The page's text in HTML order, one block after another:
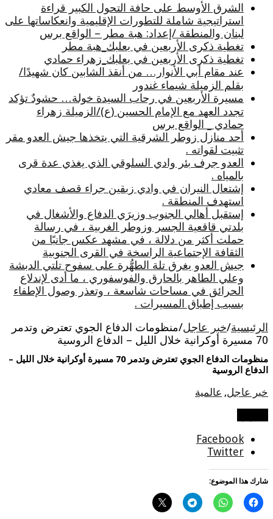
الشرق الأوسط على حافة التحول الكبير قراءة
استراتيجية شاملة للتطورات الإقليمية وانعكاساتها على
لبنان والمنطقة /إعداد: هبة مطر – الواقع برس
تغطية ذكرى الأربعين في بعلبك_هبة مطر
تغطية ذكرى الأربعين في بعلبك_زهراء حمادي
عند مقام أبي الأنوار… من أنقذ الشابين كان شهيدًا/
بقلم الزميلة شيماء غندور
مسيرة الأربعين في رحاب السيدة خولة… حشودٌ تؤكد
تجدد العهد مع الإمام الحسين (ع)/الزميلة زهراء
حمادي _ الواقع برس
أحد منازل زوطر الشرقية التي يتخذها جيش العدو مقر
تثبيت لقواته .
العدو جرف بئر وادي السلوقي الذي يغذي عدة قرى
بالمياه .
إشتعال النيران في وادي زبقين جراء قصف معادي
استهدف المنطقة .
إستقبل أهالي الجنوب وزيرَي الدفاع والأشغال في
بلدتي قاقعية الجسر وزوطر الغربية ، في رسالة
حملت أكثر من دلالة ، في مشهد عكس جانبًا من
الثقافة الإجتماعية الراسخة في القرى الجنوبية
جيش العدو يغرق تلة الطهُّرة على سفوح تلتي الدبشة
وعلي الطاهر بالحارق والفوسفوري ، ما أدى لإندلاع
الحرائق في مساحات شاسعة ، وتعذر وصول الإطفاء
بسبب إطباق المسيرات .
الرئيسية/خبر عاجل/منظومات الدفاع الجوي تعترض وتدمر
70 مسيرة أوكرانية خلال الليل – الدفاع الروسية
منظومات الدفاع الجوي تعترض وتدمر 70 مسيرة أوكرانية خلال الليل –
الدفاع الروسية
خبر عاجل, عالمية
Facebook
Twitter
شارك هذا الموضوع: